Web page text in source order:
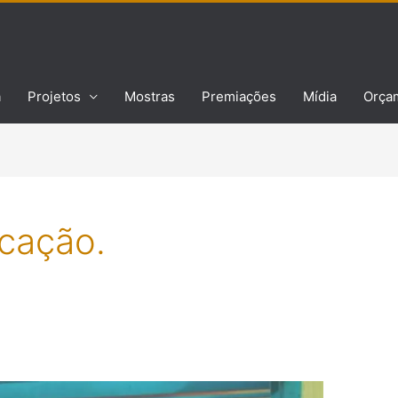
Projetos Mostras Premiações Mídia